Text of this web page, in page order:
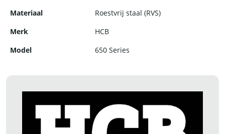
Materiaal
Roestvrij staal (RVS)
Merk
HCB
Model
650 Series